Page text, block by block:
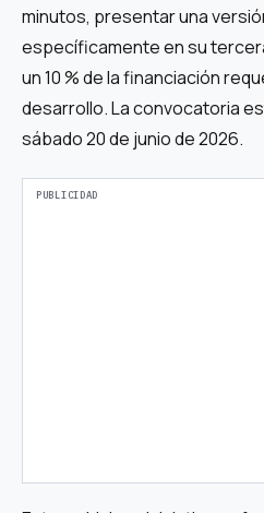
minutos, presentar una
específicamente en su
un 10 % de la financiación
desarrollo. La convocatoria
sábado 20 de junio de 2026.